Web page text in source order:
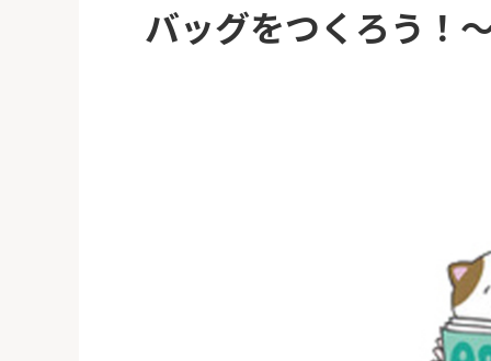
バッグをつくろう！